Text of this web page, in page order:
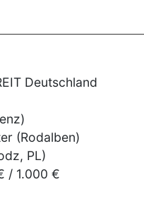
Deutschland
(Rodalben)
PL)
/ 1.000 €